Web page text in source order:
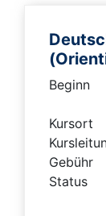
Beginn
Kursort
Gebühr
Status